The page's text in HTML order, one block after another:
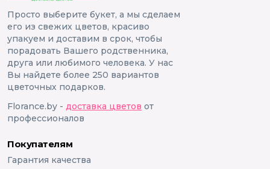
Просто выберите букет, а мы сделаем
его из свежих цветов, красиво
упакуем и доставим в срок, чтобы
порадовать Вашего родственника,
друга или любимого человека. У нас
Вы найдете более 250 вариантов
цветочных подарков.
Florance.by - доставка цветов от
профессионалов
Покупателям
Гарантия качества